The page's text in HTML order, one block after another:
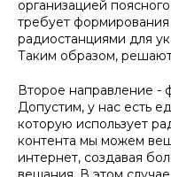
организацией
требует
радиостанциями для
Таким образом,
Второе направление -
Допустим, у нас есть
которую использует
контента мы можем
интернет, создавая